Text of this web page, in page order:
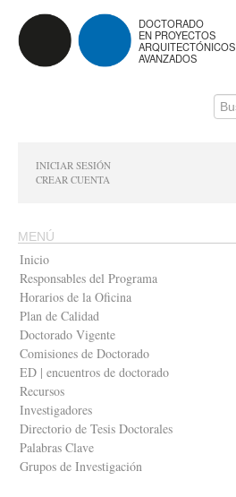
DOCTORADO
EN PROYECTOS
ARQUITECTÓNICOS
AVANZADOS
INICIAR SESIÓN
CREAR CUENTA
MENÚ
Inicio
Responsables del Programa
Horarios de la Oficina
Plan de Calidad
Doctorado Vigente
Comisiones de Doctorado
ED | encuentros de doctorado
Recursos
Investigadores
Directorio de Tesis Doctorales
Palabras Clave
Grupos de Investigación